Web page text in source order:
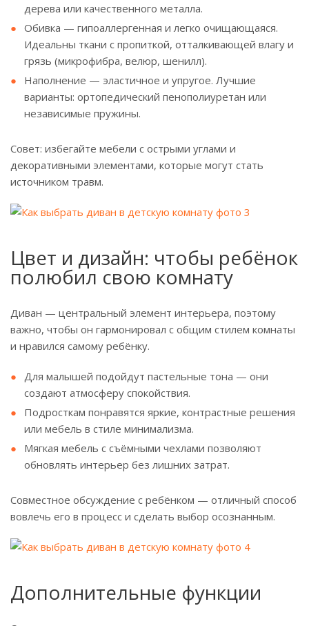
дерева или качественного металла.
Обивка — гипоаллергенная и легко очищающаяся.
Идеальны ткани с пропиткой, отталкивающей влагу и
грязь (микрофибра, велюр, шенилл).
Наполнение — эластичное и упругое. Лучшие
варианты: ортопедический пенополиуретан или
независимые пружины.
Совет: избегайте мебели с острыми углами и
декоративными элементами, которые могут стать
источником травм.
Цвет и дизайн: чтобы ребёнок
полюбил свою комнату
Диван — центральный элемент интерьера, поэтому
важно, чтобы он гармонировал с общим стилем комнаты
и нравился самому ребёнку.
Для малышей подойдут пастельные тона — они
создают атмосферу спокойствия.
Подросткам понравятся яркие, контрастные решения
или мебель в стиле минимализма.
Мягкая мебель с съёмными чехлами позволяют
обновлять интерьер без лишних затрат.
Совместное обсуждение с ребёнком — отличный способ
вовлечь его в процесс и сделать выбор осознанным.
Дополнительные функции